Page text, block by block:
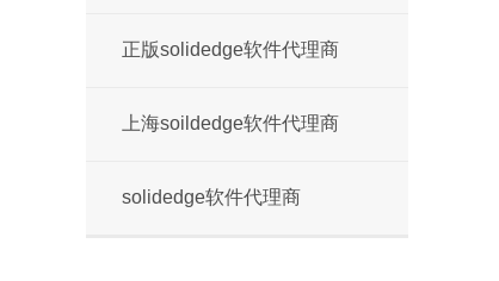
正版solidedge软件代理商
上海soildedge软件代理商
solidedge软件代理商